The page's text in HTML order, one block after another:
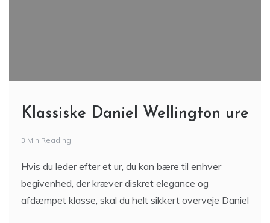
Klassiske Daniel Wellington ure
3 Min Reading
Hvis du leder efter et ur, du kan bære til enhver
begivenhed, der kræver diskret elegance og
afdæmpet klasse, skal du helt sikkert overveje Daniel